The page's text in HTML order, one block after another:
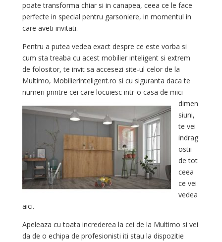
poate transforma chiar si in canapea, ceea ce le face
perfecte in special pentru garsoniere, in momentul in
care aveti invitati.
Pentru a putea vedea exact despre ce este vorba si
cum sta treaba cu acest mobilier inteligent si extrem
de folositor, te invit sa accesezi site-ul celor de la
Multimo, Mobilierinteligent.ro si cu siguranta daca te
numeri printre cei care locuiesc intr-o casa de mici
dimen
siuni,
te vei
indrag
ostii
de tot
ceea
ce vei
vedea
aici.
Apeleaza cu toata increderea la cei de la Multimo si vei
da de o echipa de profesionisti iti stau la dispozitie